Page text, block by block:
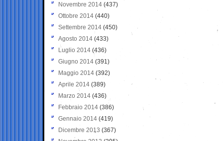
Novembre 2014 (437)
Ottobre 2014 (440)
Settembre 2014 (450)
Agosto 2014 (433)
Luglio 2014 (436)
Giugno 2014 (391)
Maggio 2014 (392)
Aprile 2014 (389)
Marzo 2014 (436)
Febbraio 2014 (386)
Gennaio 2014 (419)
Dicembre 2013 (367)